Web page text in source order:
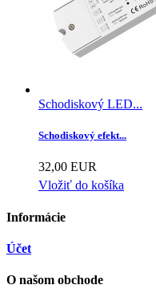
Schodiskový LED...
Schodiskový efekt...
32,00 EUR
Vložiť do košíka
Informácie
Účet
O našom obchode